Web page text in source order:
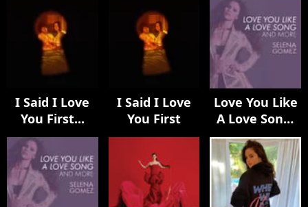
I Said I Love
You First...
I Said I Love
You First
Love You Like
A Love Song,
Come & Get It,
and More